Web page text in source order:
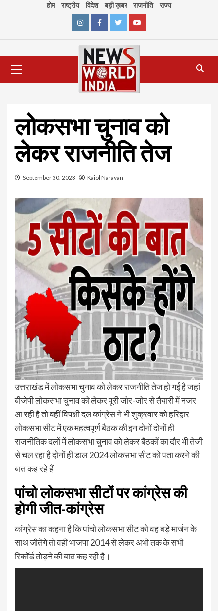
होम राष्ट्रीय विदेश बड़ी ख़बर राजनीति राज्य
InstagramFacebookTwitterYoutube
Menu
लोकसभा चुनाव को
लेकर राजनीति तेज
September 30, 2023 Kajol Narayan
उत्तराखंड में लोकसभा चुनाव को लेकर राजनीति तेज हो गई है जहां
बीजेपी लोकसभा चुनाव को लेकर पूरी जोर-जोर से तैयारी में नजर
आ रही है तो वहीं विपक्षी दल कांग्रेस ने भी शुक्रवार को हरिद्वार
लोकसभा सीट में एक महत्वपूर्ण बैठक की इन दोनों दोनों ही
राजनीतिक दलों में लोकसभा चुनाव को लेकर बैठकों का दौर भी तेजी
से चल रहा है दोनों ही डाल 2024 लोकसभा सीट को पता करने की
बात कह रहे हैं
पांचो लोकसभा सीटों पर कांग्रेस की
होगी जीत-कांग्रेस
कांग्रेस का कहना है कि पांचो लोकसभा सीट को वह बड़े मार्जन के
साथ जीतेंगे तो वहीं भाजपा 2014 से लेकर अभी तक के सभी
रिकॉर्ड तोड़ने की बात कह रही है।